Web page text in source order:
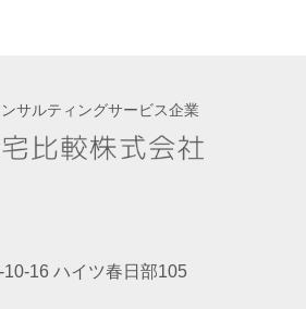
サルティングサービス企業
16 ハイツ春日部105